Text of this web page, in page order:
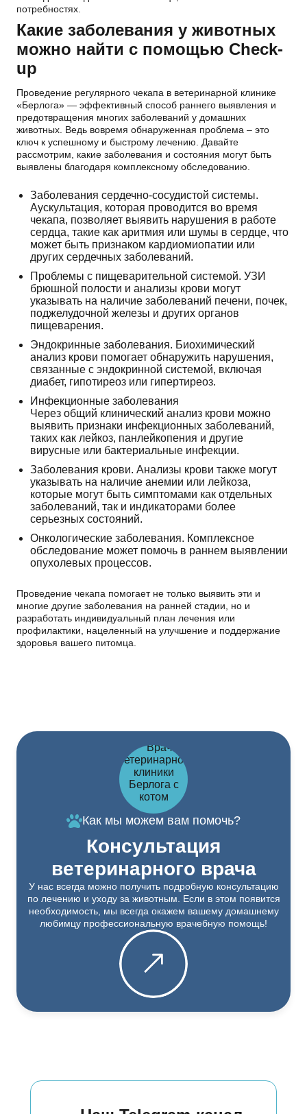
потребностях.
Какие заболевания у животных
можно найти с помощью Check-
up
Проведение регулярного чекапа в ветеринарной клинике
«Берлога» — эффективный способ раннего выявления и
предотвращения многих заболеваний у домашних
животных. Ведь вовремя обнаруженная проблема – это
ключ к успешному и быстрому лечению. Давайте
рассмотрим, какие заболевания и состояния могут быть
выявлены благодаря комплексному обследованию.
Заболевания сердечно-сосудистой системы.
Аускультация, которая проводится во время
чекапа, позволяет выявить нарушения в работе
сердца, такие как аритмия или шумы в сердце, что
может быть признаком кардиомиопатии или
других сердечных заболеваний.
Проблемы с пищеварительной системой. УЗИ
брюшной полости и анализы крови могут
указывать на наличие заболеваний печени, почек,
поджелудочной железы и других органов
пищеварения.
Эндокринные заболевания. Биохимический
анализ крови помогает обнаружить нарушения,
связанные с эндокринной системой, включая
диабет, гипотиреоз или гипертиреоз.
Инфекционные заболевания
Через общий клинический анализ крови можно
выявить признаки инфекционных заболеваний,
таких как лейкоз, панлейкопения и другие
вирусные или бактериальные инфекции.
Заболевания крови. Анализы крови также могут
указывать на наличие анемии или лейкоза,
которые могут быть симптомами как отдельных
заболеваний, так и индикаторами более
серьезных состояний.
Онкологические заболевания. Комплексное
обследование может помочь в раннем выявлении
опухолевых процессов.
Проведение чекапа помогает не только выявить эти и
многие другие заболевания на ранней стадии, но и
разработать индивидуальный план лечения или
профилактики, нацеленный на улучшение и поддержание
здоровья вашего питомца.
Как мы можем вам помочь?
Консультация
ветеринарного врача
У нас всегда можно получить подробную консультацию
по лечению и уходу за животным. Если в этом появится
необходимость, мы всегда окажем вашему домашнему
любимцу профессиональную врачебную помощь!